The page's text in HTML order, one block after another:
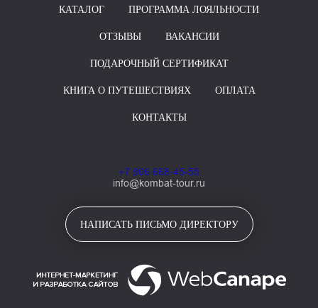
КАТАЛОГ ПРОГРАММА ЛОЯЛЬНОСТИ
ОТЗЫВЫ ВАКАНСИИ
ПОДАРОЧНЫЙ СЕРТИФИКАТ
КНИГА О ПУТЕШЕСТВИЯХ ОПЛАТА
КОНТАКТЫ
+7 906 668-45-55
info@kombat-tour.ru
НАПИСАТЬ ПИСЬМО ДИРЕКТОРУ